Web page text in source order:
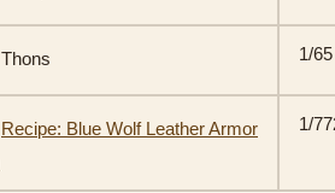
Thons 1/65
Recipe: Blue Wolf Leather Armor
1/